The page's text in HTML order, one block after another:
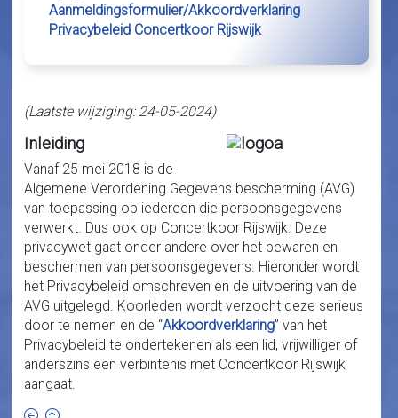
Aanmeldingsformulier/Akkoordverklaring
Privacybeleid Concertkoor Rijswijk
(Laatste wijziging: 24-05-2024)
Inleiding
Vanaf 25 mei 2018 is de
Algemene Verordening Gegevens bescherming (AVG)
van toepassing op iedereen die persoonsgegevens
verwerkt. Dus ook op Concertkoor Rijswijk. Deze
privacywet gaat onder andere over het bewaren en
beschermen van persoonsgegevens. Hieronder wordt
het Privacybeleid omschreven en de uitvoering van de
AVG uitgelegd. Koorleden wordt verzocht deze serieus
door te nemen en de “Akkoordverklaring” van het
Privacybeleid te ondertekenen als een lid, vrijwilliger of
anderszins een verbintenis met Concertkoor Rijswijk
aangaat.